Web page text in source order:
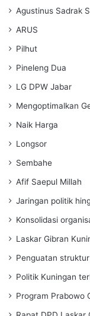
Agustinus Sadrak
ARUS
Pilhut
Pineleng Dua
LG DPW Jabar
Mengoptimalkan
Naik Harga
Longsor
Sembahe
Afif Saepul Millah
Jaringan politik
Konsolidasi
Laskar Gibran
Penguatan
Politik Kuningan
Program Prabowo